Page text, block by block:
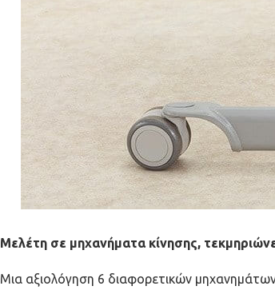
Μελέτη σε μηχανήματα κίνησης,
Μια αξιολόγηση 6 διαφορετικών